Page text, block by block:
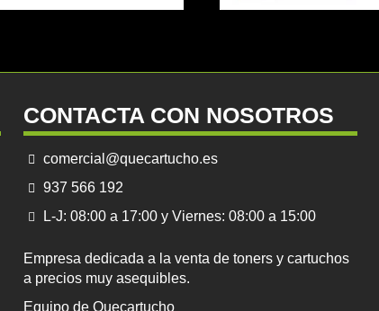
CONTACTA CON NOSOTROS
comercial@quecartucho.es
937 566 192
L-J: 08:00 a 17:00 y Viernes: 08:00 a 15:00
Empresa dedicada a la venta de toners y cartuchos
a precios muy asequibles.
Equipo de Quecartucho